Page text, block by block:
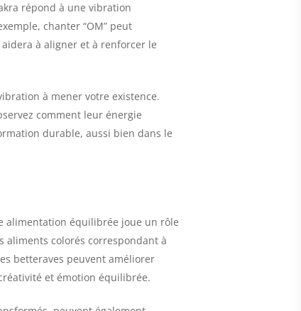
répond à une vibration
chanter “OM” peut
à aligner et à renforcer le
à mener votre existence.
comment leur énergie
durable, aussi bien dans le
alimentation équilibrée joue un rôle
aliments colorés correspondant à
betteraves peuvent améliorer
et émotion équilibrée.